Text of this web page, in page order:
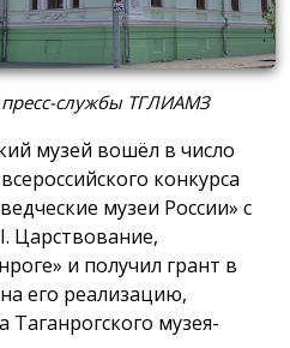
службы ТГЛИАМЗ
музей вошёл в число
конкурса
музеи России» с
Царствование,
и получил грант в
его реализацию,
Таганрогского музея-